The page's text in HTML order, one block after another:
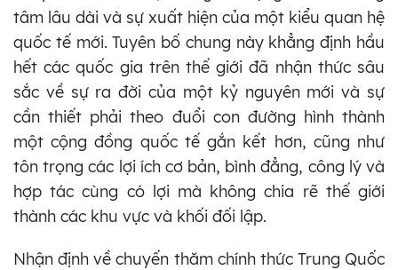
tâm lâu dài và sự xuất hiện của một kiểu quan hệ
quốc tế mới. Tuyên bố chung này khẳng định hầu
hết các quốc gia trên thế giới đã nhận thức sâu
sắc về sự ra đời của một kỷ nguyên mới và sự
cần thiết phải theo đuổi con đường hình thành
một cộng đồng quốc tế gắn kết hơn, cũng như
tôn trọng các lợi ích cơ bản, bình đẳng, công lý và
hợp tác cùng có lợi mà không chia rẽ thế giới
thành các khu vực và khối đối lập.
Nhận định về chuyến thăm chính thức Trung Quốc